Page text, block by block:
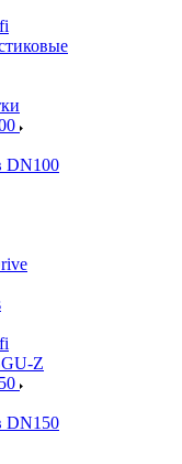
DN100
Z
DN150